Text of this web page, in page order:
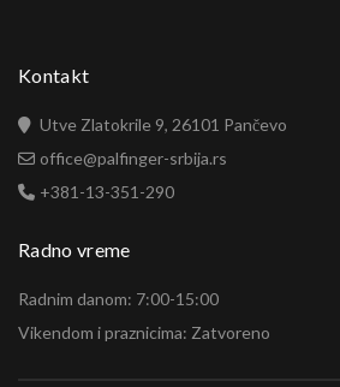
Kontakt
Utve Zlatokrile 9, 26101 Pančevo
office@palfinger-srbija.rs
+381-13-351-290
Radno vreme
Radnim danom: 7:00-15:00
Vikendom i praznicima: Zatvoreno